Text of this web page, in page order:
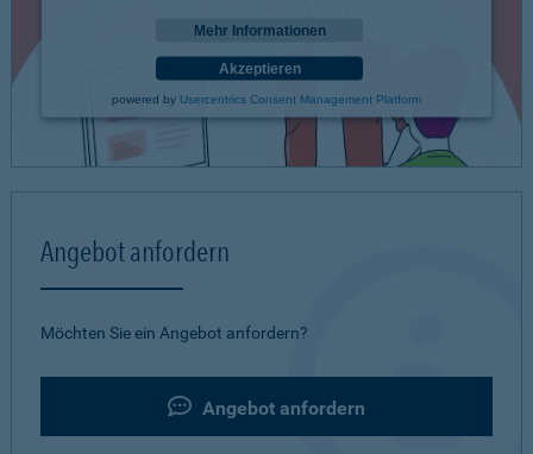
Mehr Informationen
Akzeptieren
powered by Usercentrics Consent Management Platform
Angebot anfordern
Möchten Sie ein Angebot anfordern?
Angebot anfordern